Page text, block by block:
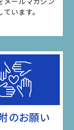
います。
のお願い